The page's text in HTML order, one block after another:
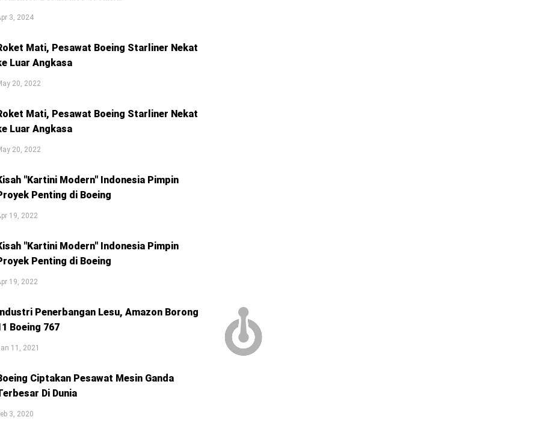
3, 2024
Mati, Pesawat Boeing Starliner Nekat
Luar Angkasa
20, 2022
Mati, Pesawat Boeing Starliner Nekat
Luar Angkasa
20, 2022
"Kartini Modern" Indonesia Pimpin
Penting di Boeing
19, 2022
"Kartini Modern" Indonesia Pimpin
Penting di Boeing
19, 2022
Penerbangan Lesu, Amazon Borong
Boeing 767
11, 2021
Ciptakan Pesawat Mesin Ganda
Di Dunia
3, 2020